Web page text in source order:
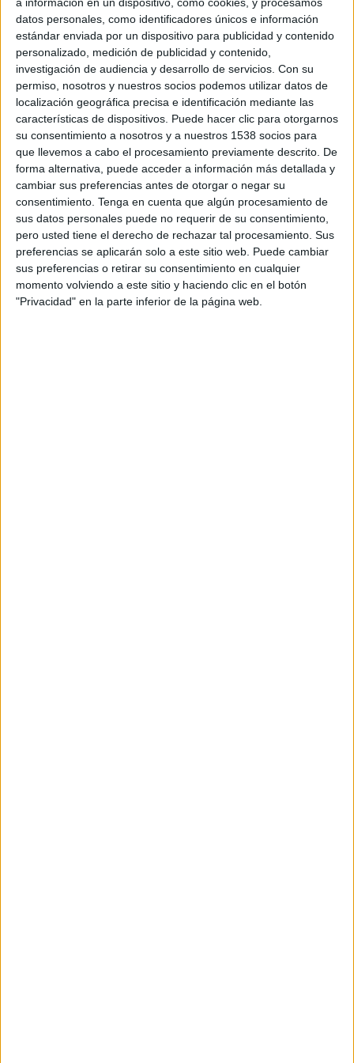
datos personales, como identificadores únicos e información
estándar enviada por un dispositivo para publicidad y contenido
personalizado, medición de publicidad y contenido,
investigación de audiencia y desarrollo de servicios. Con su
permiso, nosotros y nuestros socios podemos utilizar datos de
localización geográfica precisa e identificación mediante las
características de dispositivos. Puede hacer clic para otorgarnos
su consentimiento a nosotros y a nuestros 1538 socios para
que llevemos a cabo el procesamiento previamente descrito. De
forma alternativa, puede acceder a información más detallada y
cambiar sus preferencias antes de otorgar o negar su
consentimiento. Tenga en cuenta que algún procesamiento de
sus datos personales puede no requerir de su consentimiento,
pero usted tiene el derecho de rechazar tal procesamiento. Sus
preferencias se aplicarán solo a este sitio web. Puede cambiar
sus preferencias o retirar su consentimiento en cualquier
momento volviendo a este sitio y haciendo clic en el botón
"Privacidad" en la parte inferior de la página web.
determinado lo siguiente:
En Estados Unidos, Walmart se aferra al puesto número uno, seguido de Target,
The Home Depot y Amazon, que ha subido al puesto cuatro de la lista, con un
valor de marca que ha crecido un 46%.. Por su parte, Macy's es el retailer que ha
tenido el mayor avance este año, con un aumento de valor de la marca en un 62
por ciento que le ha permitido subir en la lista nueve puestos hasta el lugar 40. La
tienda de ropa y accesorios Anthropologie por su parte, se encuentra entre las tres
marcas más valoradas este año, en tanto que Abercrombie & Fitch, junto con Toys
"R" Us, y Advance Auto Parts cayeron en el ranking.
En Canadá, el minorista líder es la firma de ropa para practicar yoga y deportes
Lululemon; en México la cadena de tiendas de conveniencia Oxxo; la firma de
cosmética Natura en Brasil; y las cadenas de supermercados Tesco en el Reino
Unido, Carrefour en Francia, y Aldi en Alemania.
En Asia Uniqlo es líder en Japón; Suning en China; FairPrice (sudeste asiático,